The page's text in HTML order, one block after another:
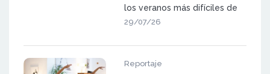
los veranos más difíciles de
las últimas décadas. Los in
29/07/26
Reportaje